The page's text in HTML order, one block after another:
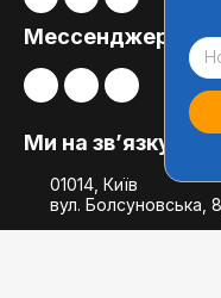
Мессенджери
Ми на зв’язку
01014, Київ
вул. Болсуновська,